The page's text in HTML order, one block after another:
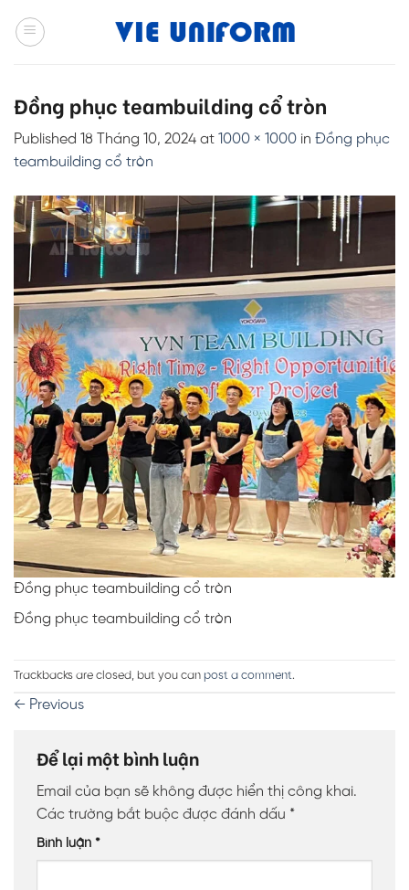
Đồng phục teambuilding cổ tròn
Published 18 Tháng 10, 2024 at 1000 × 1000 in Đồng phục
teambuilding cổ tròn
Đồng phục teambuilding cổ tròn
Đồng phục teambuilding cổ tròn
Trackbacks are closed, but you can post a comment.
← Previous
Để lại một bình luận
Email của bạn sẽ không được hiển thị công khai.
Các trường bắt buộc được đánh dấu *
Bình luận *